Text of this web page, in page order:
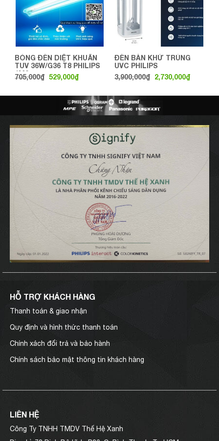
BÓNG ĐÈN DIỆT KHUẨN
TUV 36W/G36 T8 PHILIPS
1M2
705,000₫ 529,000₫
ĐÈN BÀN KHỬ TRÙNG
UVC PHILIPS
3,900,000₫ 2,730,000₫
HỖ TRỢ KHÁCH HÀNG
Thanh toán & giao nhận
Quy định và hình thức thanh toán
Chính xách đổi trả và bảo hành
Chính sách bảo mật thông tin khách hàng
LIÊN HỆ
Công Ty TNHH TMDV Thế Hệ Xanh